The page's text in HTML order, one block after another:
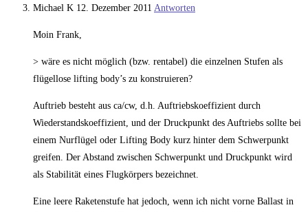
Michael K 12. Dezember 2011 Antworten
Moin Frank,
> wäre es nicht möglich (bzw. rentabel) die einzelnen Stufen als
flügellose lifting body’s zu konstruieren?
Auftrieb besteht aus ca/cw, d.h. Auftriebskoeffizient durch
Wiederstandskoeffizient, und der Druckpunkt des Auftriebs sollte bei
einem Nurflügel oder Lifting Body kurz hinter dem Schwerpunkt
greifen. Der Abstand zwischen Schwerpunkt und Druckpunkt wird
als Stabilität eines Flugkörpers bezeichnet.
Eine leere Raketenstufe hat jedoch, wenn ich nicht vorne Ballast in